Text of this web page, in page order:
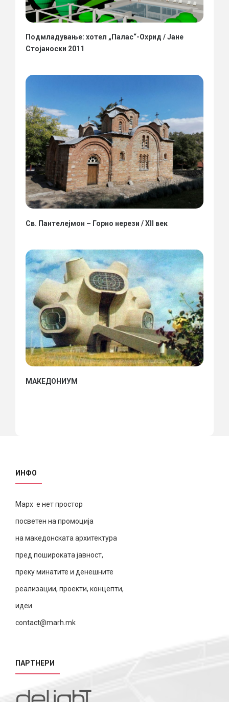
Подмладување: хотел „Палас“-Охрид / Јане
Стојаноски 2011
Св. Пантелејмон – Горно нерези / XII век
МАКЕДОНИУМ
ИНФО
Марх е нет простор
посветен на промоција
на македонската архитектура
пред пошироката јавност,
преку минатите и денешните
реализации, проекти, концепти,
идеи.
contact@marh.mk
ПАРТНЕРИ